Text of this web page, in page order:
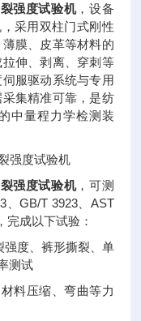
强度试验机，设备
采用双柱门式刚性
膜、皮革等材料的
伸、剥离、穿刺等
服驱动系统与专用
集精准可靠，是纺
中量程力学检测装
强度试验机，可测
、GB/T 3923、AST
完成以下试验：
强度、裤形撕裂、单
测试
料压缩、弯曲等力